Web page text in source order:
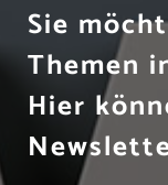
Sie
Themen
Hier